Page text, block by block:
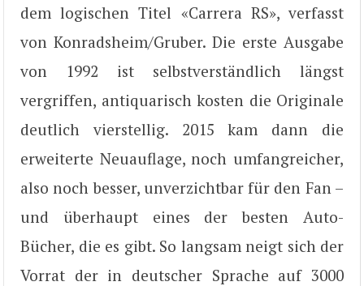
dem logischen Titel «Carrera RS», verfasst
von Konradsheim/Gruber. Die erste Ausgabe
von 1992 ist selbstverständlich längst
vergriffen, antiquarisch kosten die Originale
deutlich vierstellig. 2015 kam dann die
erweiterte Neuauflage, noch umfangreicher,
also noch besser, unverzichtbar für den Fan –
und überhaupt eines der besten Auto-
Bücher, die es gibt. So langsam neigt sich der
Vorrat der in deutscher Sprache auf 3000